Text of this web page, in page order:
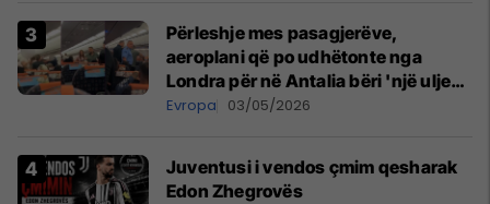
Përleshje mes pasagjerëve,
aeroplani që po udhëtonte nga
Londra për në Antalia bëri 'një ulje
emergjente' në Prishtinë
Evropa 03/05/2026
Juventusi i vendos çmim qesharak
Edon Zhegrovës